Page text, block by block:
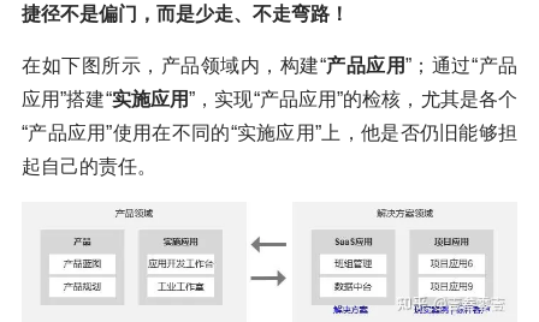
捷径不是偏门，而是少走、不走弯路！
在如下图所示，产品领域内，构建“产品应用”；通过“产品
应用”搭建“实施应用”，实现“产品应用”的检核，尤其是各个
“产品应用”使用在不同的“实施应用”上，他是否仍旧能够担
起自己的责任。